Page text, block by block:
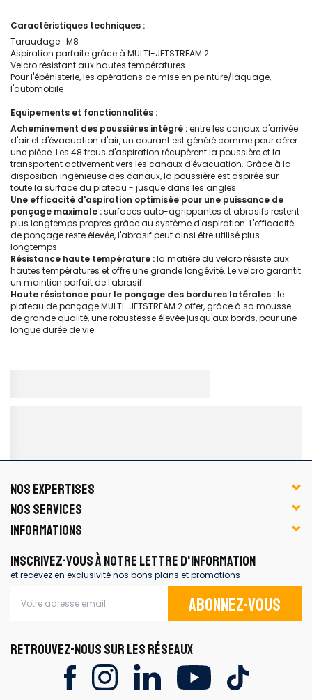
Caractéristiques techniques :
Taraudage : M8
Aspiration parfaite grâce à MULTI-JETSTREAM 2
Velcro résistant aux hautes températures
Pour l'ébénisterie, les opérations de mise en peinture/laquage,
l'automobile
Equipements et fonctionnalités :
Acheminement des poussières intégré :entre les canaux d'arrivée
d'air et d'évacuation d'air, un courant est généré comme pour aérer
une pièce. Les 48 trous d'aspiration récupèrent la poussière et la
transportent activement vers les canaux d'évacuation. Grâce à la
disposition ingénieuse des canaux, la poussière est aspirée sur
toute la surface du plateau - jusque dans les angles
Une efficacité d'aspiration optimisée pour une puissance de
ponçage maximale :surfaces auto-agrippantes et abrasifs restent
plus longtemps propres grâce au système d'aspiration. L'efficacité
de ponçage reste élevée, l'abrasif peut ainsi être utilisé plus
longtemps
Résistance haute température :la matière du velcro résiste aux
hautes températures et offre une grande longévité. Le velcro garantit
un maintien parfait de l'abrasif
Haute résistance pour le ponçage des bordures latérales :le
plateau de ponçage MULTI-JETSTREAM 2 offer, grâce à sa mousse
de grande qualité, une robustesse élevée jusqu'aux bords, pour une
longue durée de vie
NOS EXPERTISES
NOS SERVICES
INFORMATIONS
INSCRIVEZ-VOUS À NOTRE LETTRE D'INFORMATION
et recevez en exclusivité nos bons plans et promotions
Abonnez-vous
RETROUVEZ-NOUS SUR LES RÉSEAUX